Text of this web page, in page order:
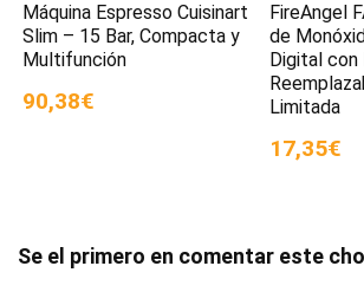
Máquina Espresso Cuisinart
Slim – 15 Bar, Compacta y
Multifunción
90,38€
FireAngel
de
Digital
Limitada
17,35€
Se el primero en comentar este